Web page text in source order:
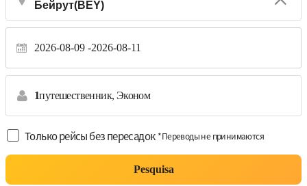
2026-08-09 2026-08-11
1путешественник, Эконом
Только рейсы без пересадок *Переводы не принимаются
Pesquisa